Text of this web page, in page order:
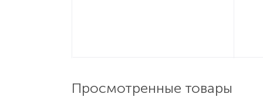
Просмотренные товары